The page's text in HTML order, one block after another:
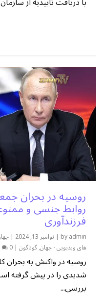
روسیه در بحران
روابط جنسی و
فرزندآوری
byadmin
| نوامبر 13, 2024 |
های ویدیویی - جهان,گوناگون |
0
روسیه در واکنش به
شدیدی را در پیش گرفته
بررسی...